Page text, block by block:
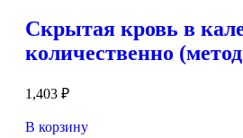
Скрытая кровь в
количественно
1,403 ₽
В корзину